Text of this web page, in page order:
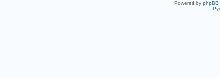
Powered by phpBB